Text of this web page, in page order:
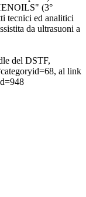
(3°
tecnici ed analitici
da ultrasuoni a
del DSTF,
al link